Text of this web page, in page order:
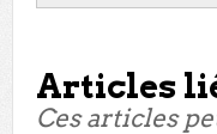
Articles
Ces articles